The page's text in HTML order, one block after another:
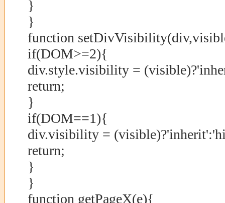
}
}
function
if(DOM>=2){
div.style.visibility =
return;
}
if(DOM==1){
div.visibility =
return;
}
}
function getPageX(e){